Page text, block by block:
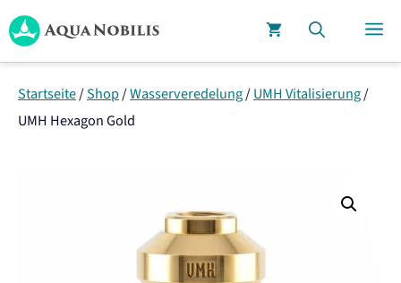
Zum
Inhalt
springen
Startseite/Shop/Wasserveredelung/UMH Vitalisierung/
UMH Hexagon Gold